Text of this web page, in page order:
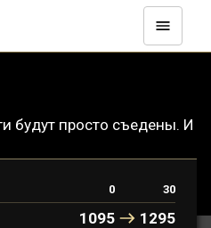
будут просто съедены. И
0 30
1095
1295